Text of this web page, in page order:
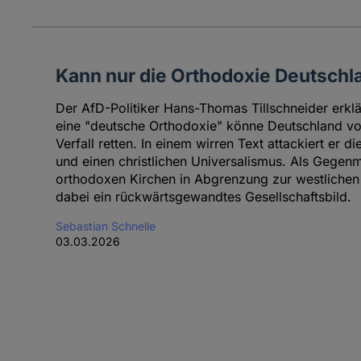
Kann nur die Orthodoxie
Der AfD-Politiker Hans-Thomas Tillschneider
eine "deutsche Orthodoxie" könne Deutschland
Verfall retten. In einem wirren Text attackiert er
und einen christlichen Universalismus. Als
orthodoxen Kirchen in Abgrenzung zur
dabei ein rückwärtsgewandtes Gesellschaftsbild.
Sebastian Schnelle
03.03.2026